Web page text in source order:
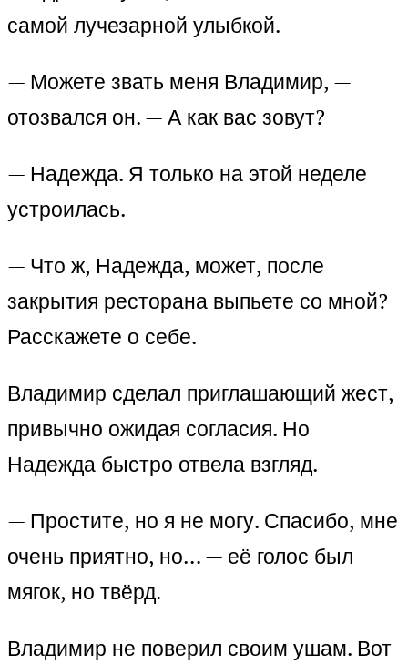
самой лучезарной улыбкой.
— Можете звать меня Владимир, —
отозвался он. — А как вас зовут?
— Надежда. Я только на этой неделе
устроилась.
— Что ж, Надежда, может, после
закрытия ресторана выпьете со мной?
Расскажете о себе.
Владимир сделал приглашающий жест,
привычно ожидая согласия. Но
Надежда быстро отвела взгляд.
— Простите, но я не могу. Спасибо, мне
очень приятно, но… — её голос был
мягок, но твёрд.
Владимир не поверил своим ушам. Вот